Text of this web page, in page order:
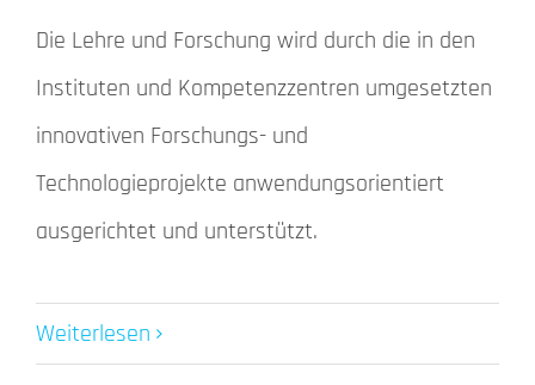
Die Lehre und Forschung wird durch die in den
Instituten und Kompetenzzentren umgesetzten
innovativen Forschungs- und
Technologieprojekte anwendungsorientiert
ausgerichtet und unterstützt.
Weiterlesen